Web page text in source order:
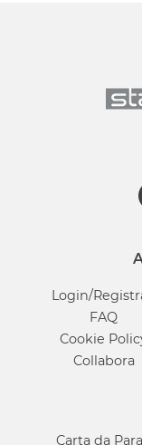
Login/
FAQ
Cookie
Collabora
Carta da